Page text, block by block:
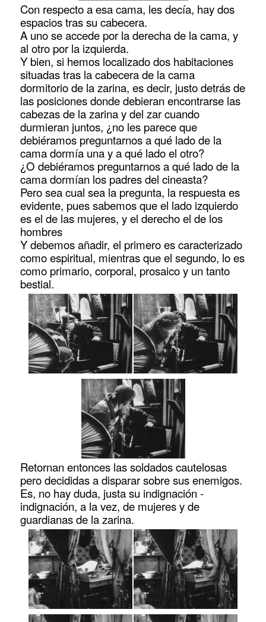
Con respecto a esa cama, les decía, hay dos
espacios tras su cabecera.
A uno se accede por la derecha de la cama, y
al otro por la izquierda.
Y bien, si hemos localizado dos habitaciones
situadas tras la cabecera de la cama
dormitorio de la zarina, es decir, justo detrás de
las posiciones donde debieran encontrarse las
cabezas de la zarina y del zar cuando
durmieran juntos, ¿no les parece que
debiéramos preguntarnos a qué lado de la
cama dormía una y a qué lado el otro?
¿O debiéramos preguntarnos a qué lado de la
cama dormían los padres del cineasta?
Pero sea cual sea la pregunta, la respuesta es
evidente, pues sabemos que el lado izquierdo
es el de las mujeres, y el derecho el de los
hombres
Y debemos añadir, el primero es caracterizado
como espiritual, mientras que el segundo, lo es
como primario, corporal, prosaico y un tanto
bestial.
Retornan entonces las soldados cautelosas
pero decididas a disparar sobre sus enemigos.
Es, no hay duda, justa su indignación -
indignación, a la vez, de mujeres y de
guardianas de la zarina.